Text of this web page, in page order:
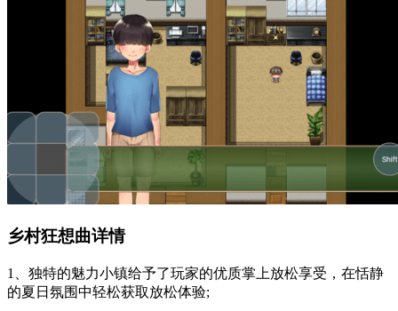
乡村狂想曲详情
1、独特的魅力小镇给予了玩家的优质掌上放松享受，在恬静
的夏日氛围中轻松获取放松体验;